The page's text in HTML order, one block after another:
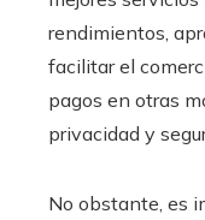
rendimientos,
facilitar el
pagos en otras
privacidad y
No obstante, es